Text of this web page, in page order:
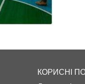
КОРИСНІ